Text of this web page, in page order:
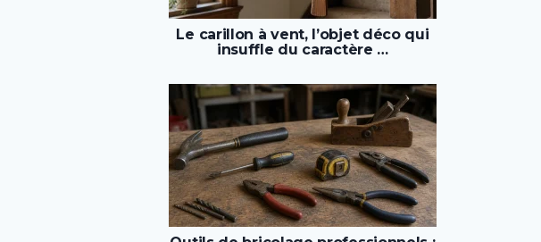
Le carillon à vent, l’objet déco qui
insuffle du caractère …